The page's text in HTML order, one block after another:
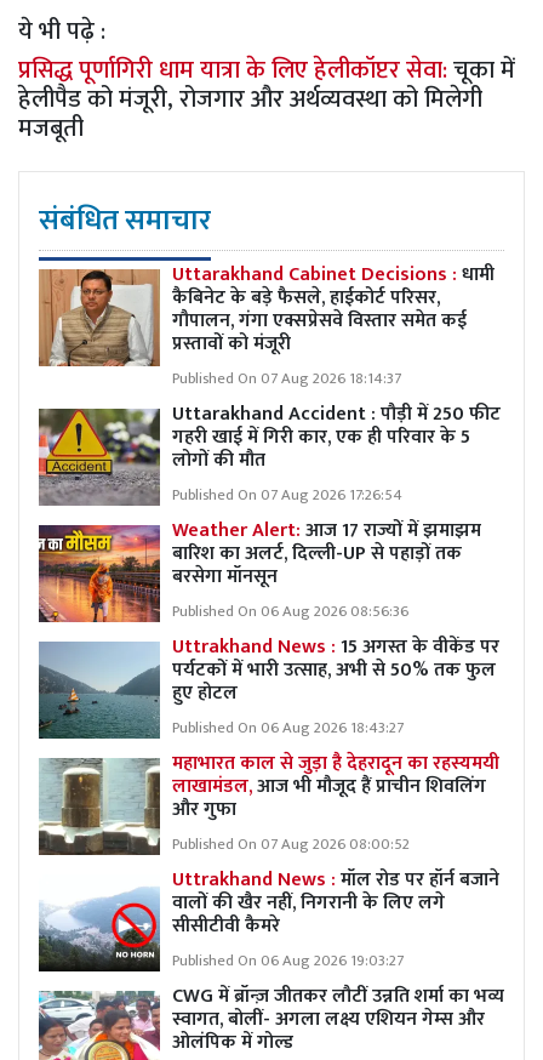
ये भी पढ़े :
प्रसिद्ध पूर्णागिरी धाम यात्रा के लिए हेलीकॉप्टर सेवा:चूका में
हेलीपैड को मंजूरी, रोजगार और अर्थव्यवस्था को मिलेगी
मजबूती
संबंधित समाचार
Uttarakhand Cabinet Decisions :धामी
कैबिनेट के बड़े फैसले, हाईकोर्ट परिसर,
गौपालन, गंगा एक्सप्रेसवे विस्तार समेत कई
प्रस्तावों को मंजूरी
Published On 07 Aug 2026 18:14:37
Uttarakhand Accident : पौड़ी में 250 फीट
गहरी खाई में गिरी कार, एक ही परिवार के 5
लोगों की मौत
Published On 07 Aug 2026 17:26:54
Weather Alert:आज 17 राज्यों में झमाझम
बारिश का अलर्ट, दिल्ली-UP से पहाड़ों तक
बरसेगा मॉनसून
Published On 06 Aug 2026 08:56:36
Uttrakhand News :15 अगस्त के वीकेंड पर
पर्यटकों में भारी उत्साह, अभी से 50% तक फुल
हुए होटल
Published On 06 Aug 2026 18:43:27
महाभारत काल से जुड़ा है देहरादून का रहस्यमयी
लाखामंडल,आज भी मौजूद हैं प्राचीन शिवलिंग
और गुफा
Published On 07 Aug 2026 08:00:52
Uttrakhand News :मॉल रोड पर हॉर्न बजाने
वालों की खैर नहीं, निगरानी के लिए लगे
सीसीटीवी कैमरे
Published On 06 Aug 2026 19:03:27
CWG में ब्रॉन्ज़ जीतकर लौटीं उन्नति शर्मा का भव्य
स्वागत, बोलीं- अगला लक्ष्य एशियन गेम्स और
ओलंपिक में गोल्ड